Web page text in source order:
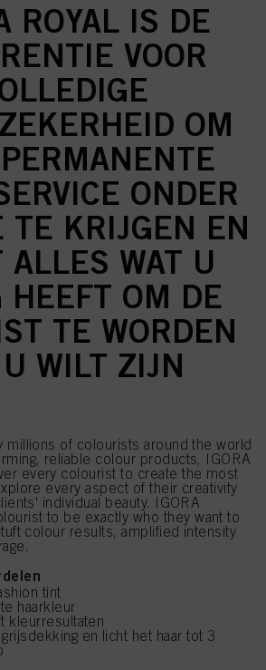
ROYAL IS DE
VOOR
OM
ONDER
TE KRIJGEN EN
ALLES WAT U
HEEFT OM DE
TE WORDEN
WILT ZIJN
millions of colourists around the world
reliable colour products, IGORA
every colourist to create the most
every aspect of their creativity
individual beauty. IGORA
to be exactly who they want to
colour results, amplified intensity
tint
haarkleur
kleurresultaten
en licht het haar tot 3